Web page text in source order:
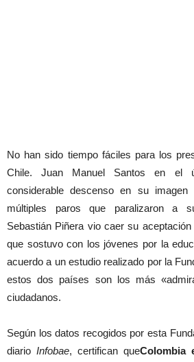
No han sido tiempo fáciles para los
Chile. Juan Manuel Santos en el
considerable descenso en su
múltiples paros que paralizaron a
Sebastián Piñera vio caer su
que sostuvo con los jóvenes por la
acuerdo a un estudio realizado por la
estos dos países son los más
ciudadanos.
Según los datos recogidos por esta
diario Infobae, certifican queColombia